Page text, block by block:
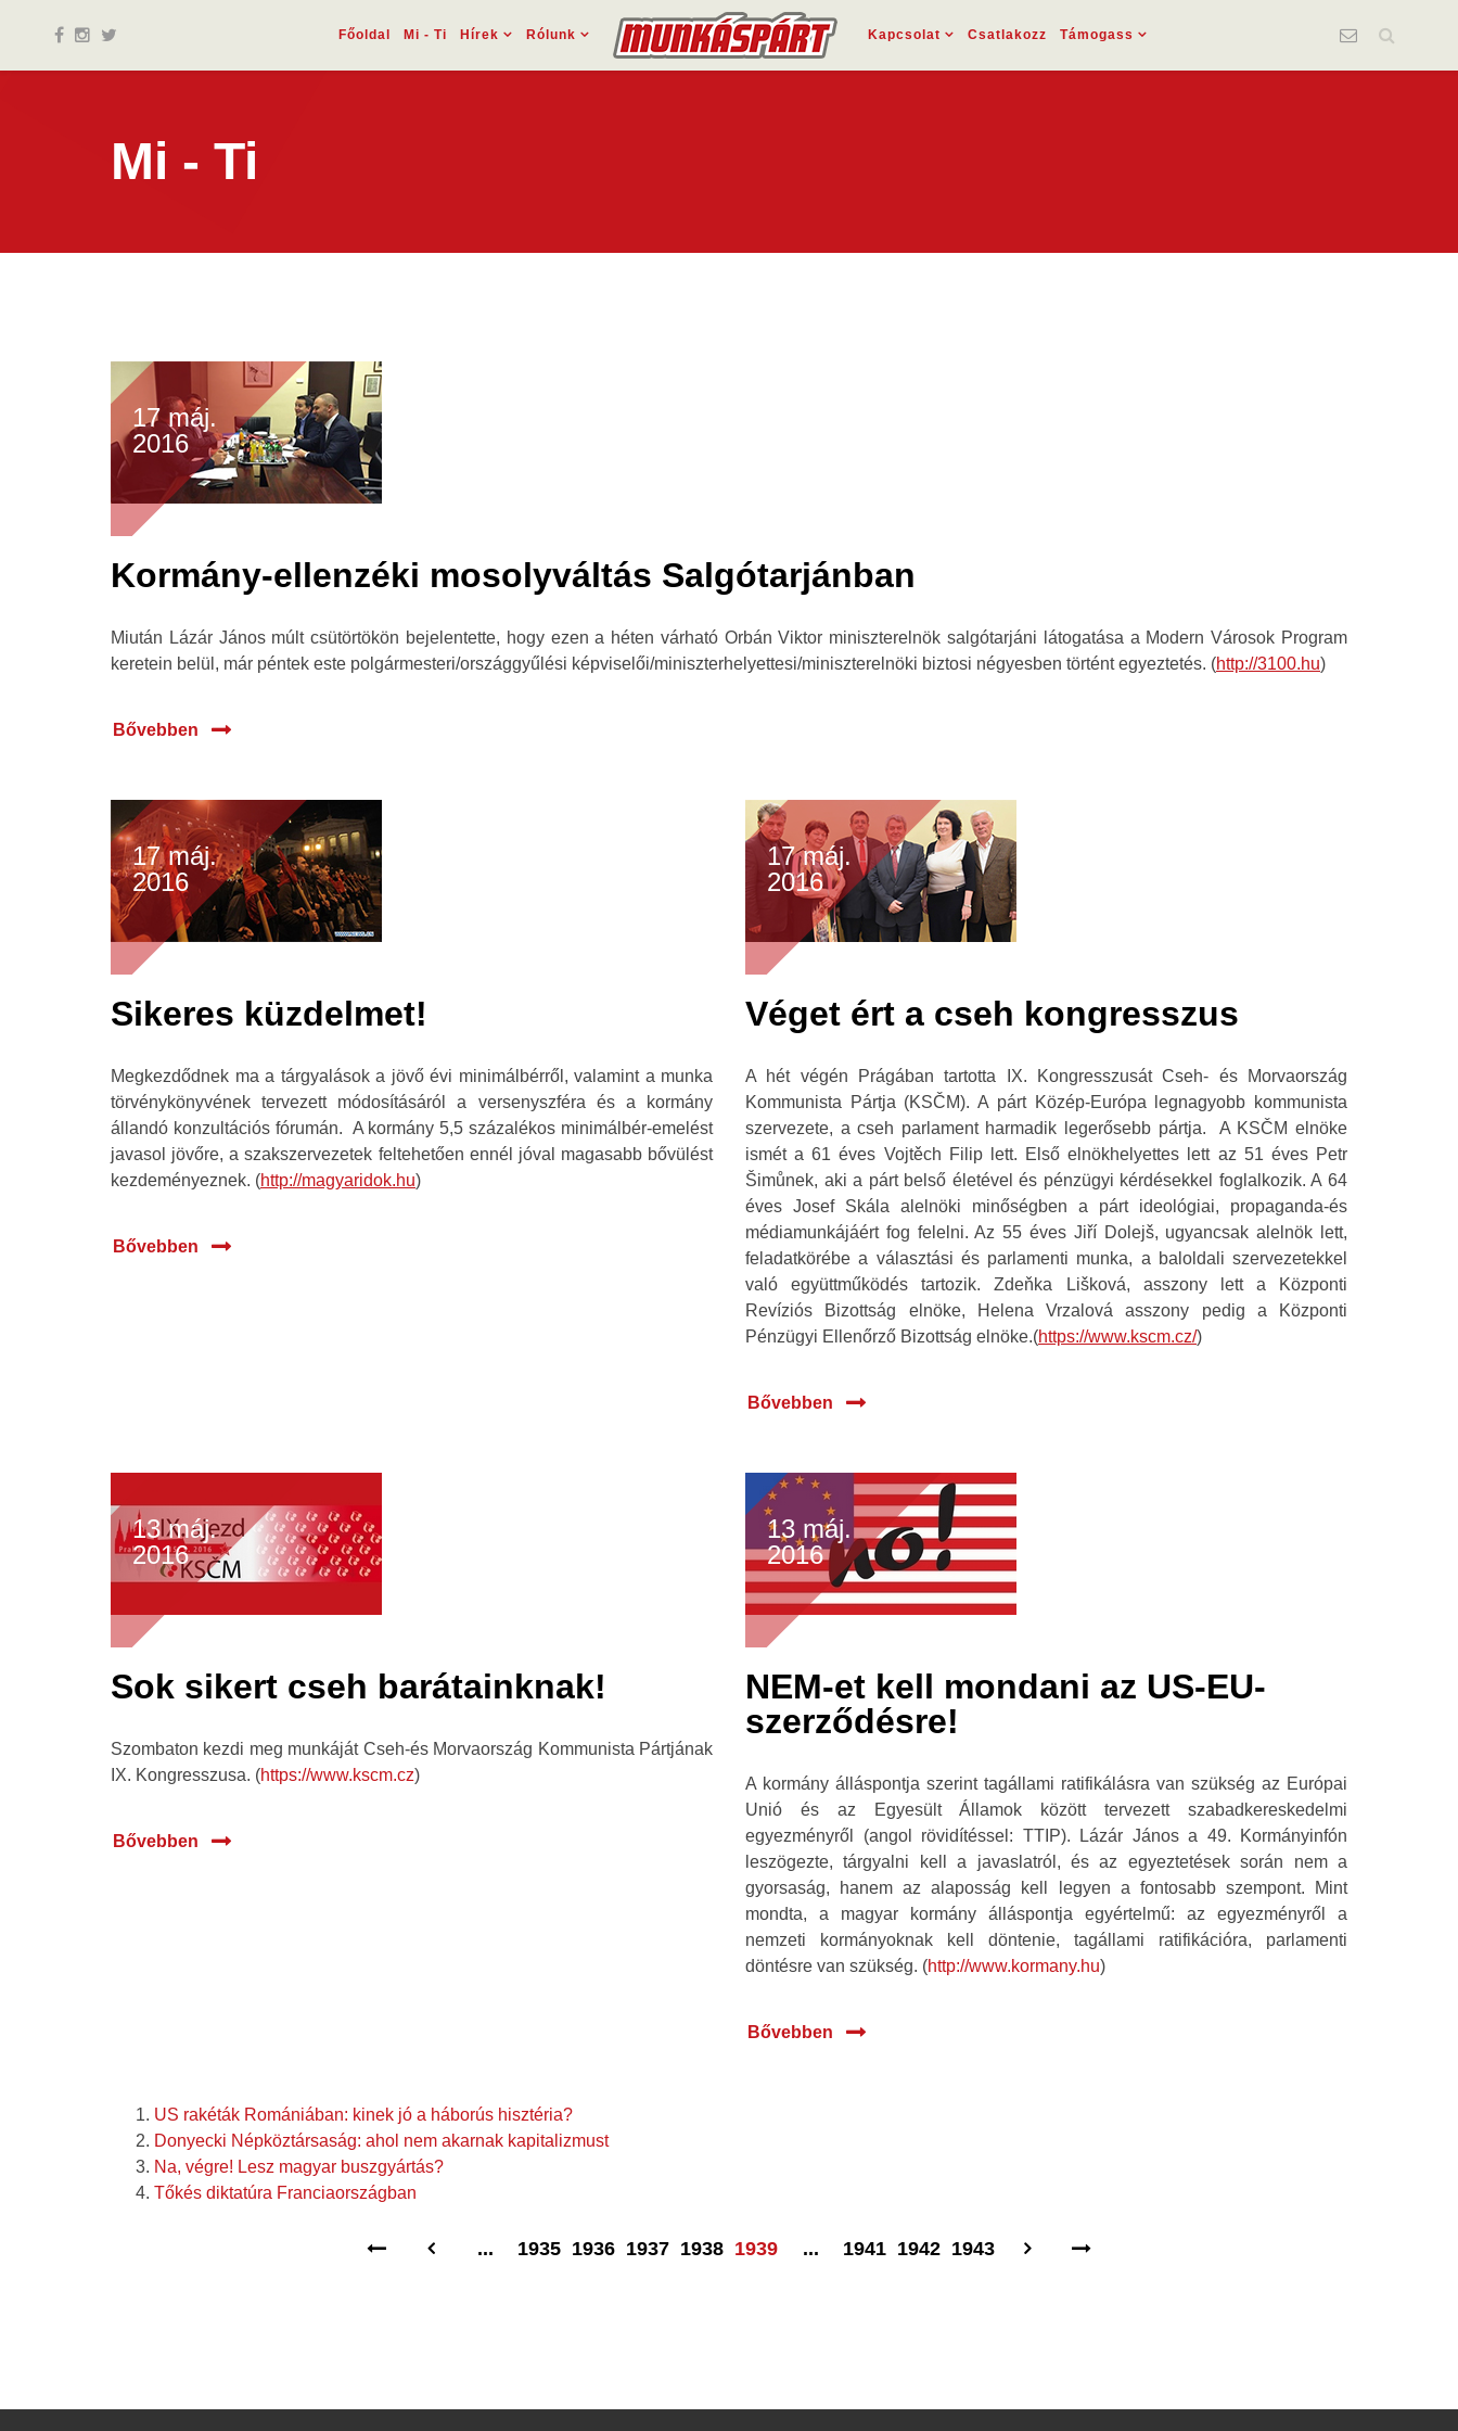
Főoldal Mi - Ti Hírek Rólunk Kapcsolat Csatlakozz Támogass
Mi - Ti
17 máj.
2016
Kormány-ellenzéki mosolyváltás Salgótarjánban
Miután Lázár János múlt csütörtökön bejelentette, hogy ezen a héten várható Orbán Viktor miniszterelnök salgótarjáni látogatása a Modern Városok Program
keretein belül, már péntek este polgármesteri/országgyűlési képviselői/miniszterhelyettesi/miniszterelnöki biztosi négyesben történt egyeztetés. (http://3100.hu)
Bővebben
17 máj.
2016
Sikeres küzdelmet!
Megkezdődnek ma a tárgyalások a jövő évi minimálbérről, valamint a munka
törvénykönyvének tervezett módosításáról a versenyszféra és a kormány
állandó konzultációs fórumán. A kormány 5,5 százalékos minimálbér-emelést
javasol jövőre, a szakszervezetek feltehetően ennél jóval magasabb bővülést
kezdeményeznek. (http://magyaridok.hu)
Bővebben
17 máj.
2016
Véget ért a cseh kongresszus
A hét végén Prágában tartotta IX. Kongresszusát Cseh- és Morvaország
Kommunista Pártja (KSČM). A párt Közép-Európa legnagyobb kommunista
szervezete, a cseh parlament harmadik legerősebb pártja. A KSČM elnöke
ismét a 61 éves Vojtěch Filip lett. Első elnökhelyettes lett az 51 éves Petr
Šimůnek, aki a párt belső életével és pénzügyi kérdésekkel foglalkozik. A 64
éves Josef Skála alelnöki minőségben a párt ideológiai, propaganda-és
médiamunkájáért fog felelni. Az 55 éves Jiří Dolejš, ugyancsak alelnök lett,
feladatkörébe a választási és parlamenti munka, a baloldali szervezetekkel
való együttműködés tartozik. Zdeňka Lišková, asszony lett a Központi
Revíziós Bizottság elnöke, Helena Vrzalová asszony pedig a Központi
Pénzügyi Ellenőrző Bizottság elnöke.(https://www.kscm.cz/)
Bővebben
13 máj.
2016
Sok sikert cseh barátainknak!
Szombaton kezdi meg munkáját Cseh-és Morvaország Kommunista Pártjának
IX. Kongresszusa. (https://www.kscm.cz)
Bővebben
13 máj.
2016
NEM-et kell mondani az US-EU-
szerződésre!
A kormány álláspontja szerint tagállami ratifikálásra van szükség az Európai
Unió és az Egyesült Államok között tervezett szabadkereskedelmi
egyezményről (angol rövidítéssel: TTIP). Lázár János a 49. Kormányinfón
leszögezte, tárgyalni kell a javaslatról, és az egyeztetések során nem a
gyorsaság, hanem az alaposság kell legyen a fontosabb szempont. Mint
mondta, a magyar kormány álláspontja egyértelmű: az egyezményről a
nemzeti kormányoknak kell döntenie, tagállami ratifikációra, parlamenti
döntésre van szükség. (http://www.kormany.hu)
Bővebben
US rakéták Romániában: kinek jó a háborús hisztéria?
Donyecki Népköztársaság: ahol nem akarnak kapitalizmust
Na, végre! Lesz magyar buszgyártás?
Tőkés diktatúra Franciaországban
... 1935 1936 1937 1938 1939 ... 1941 1942 1943